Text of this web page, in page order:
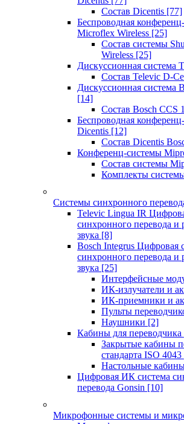
Состав Dicentis [77]
Беспроводная
Microflex Wireless [25]
Состав системы
Wireless [25]
Дискуссионная система
Состав Televic D-
Дискуссионная система
[14]
Состав Bosch CCS
Беспроводная
Dicentis [12]
Состав Dicentis
Конференц-системы
Состав системы
Комплекты
Системы синхронного
Televic Lingua IR
синхронного перевода и
звука [8]
Bosch Integrus Цифровая
синхронного перевода и
звука [25]
Интерфейсные
ИК-излучатели и
ИК-приемники и
Пульты
Наушники [2]
Кабины для переводчика
Закрытые кабины
стандарта ISO 4043
Настольные
Цифровая ИК система
перевода Gonsin [10]
Микрофонные системы и